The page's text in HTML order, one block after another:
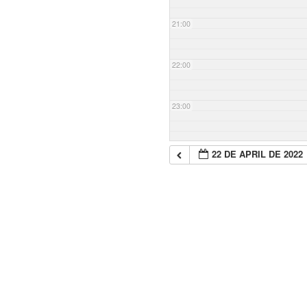
21:00
22:00
23:00
22 DE APRIL DE 2022